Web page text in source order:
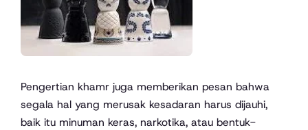
Pengertian khamr juga memberikan pesan bahwa
segala hal yang merusak kesadaran harus dijauhi,
baik itu minuman keras, narkotika, atau bentuk-